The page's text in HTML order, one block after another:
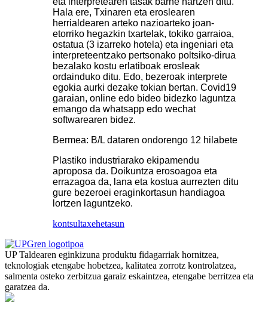
Hala ere, Txinaren eta eroslearen
herrialdearen arteko nazioarteko joan-
etorriko hegazkin txartelak, tokiko garraioa,
ostatua (3 izarreko hotela) eta ingeniari eta
interpreteentzako pertsonako poltsiko-dirua
bezalako kostu erlatiboak erosleak
ordainduko ditu. Edo, bezeroak interprete
egokia aurki dezake tokian bertan. Covid19
garaian, online edo bideo bidezko laguntza
emango da whatsapp edo wechat
softwarearen bidez.
Bermea: B/L dataren ondorengo 12 hilabete
Plastiko industriarako ekipamendu
aproposa da. Doikuntza erosoagoa eta
errazagoa da, lana eta kostua aurrezten ditu
gure bezeroei eraginkortasun handiagoa
lortzen laguntzeko.
kontsultaxehetasun
UP Taldearen eginkizuna produktu fidagarriak hornitzea,
teknologiak etengabe hobetzea, kalitatea zorrotz kontrolatzea,
salmenta osteko zerbitzua garaiz eskaintzea, etengabe berritzea eta
garatzea da.